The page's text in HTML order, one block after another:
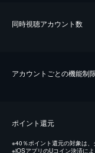
同時視聴アカウント数
アカウントごとの機能制
ポイント還元
※40％ポイント還元の対象は、
※iOSアプリのUコイン決済に